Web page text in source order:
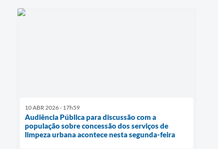
10 ABR 2026 - 17h59
Audiência Pública para discussão com a
população sobre concessão dos serviços de
limpeza urbana acontece nesta segunda-feira